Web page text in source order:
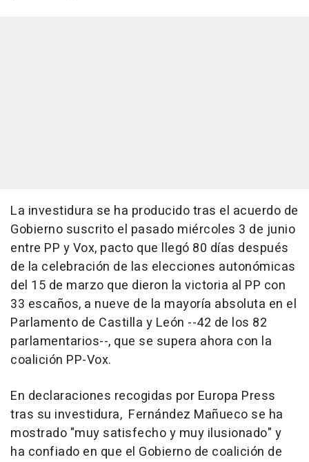
La investidura se ha producido tras el acuerdo de
Gobierno suscrito el pasado miércoles 3 de junio
entre PP y Vox, pacto que llegó 80 días después
de la celebración de las elecciones autonómicas
del 15 de marzo que dieron la victoria al PP con
33 escaños, a nueve de la mayoría absoluta en el
Parlamento de Castilla y León --42 de los 82
parlamentarios--, que se supera ahora con la
coalición PP-Vox.
En declaraciones recogidas por Europa Press
tras su investidura, Fernández Mañueco se ha
mostrado "muy satisfecho y muy ilusionado" y
ha confiado en que el Gobierno de coalición de